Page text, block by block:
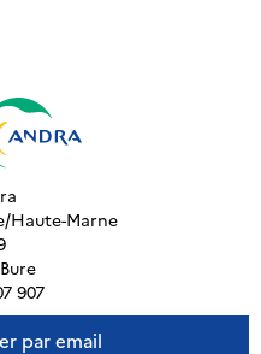
Haute-Marne
907
par email